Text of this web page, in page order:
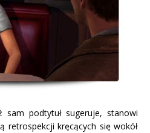
podtytuł sugeruje, stanowi
retrospekcji kręcących się wokół